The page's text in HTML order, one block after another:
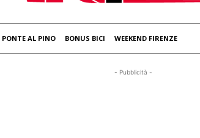
PONTE AL PINO BONUS BICI WEEKEND FIRENZE
- Pubblicità -